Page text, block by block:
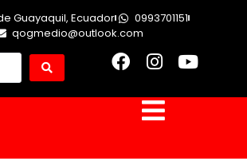
Guayaquil, Ecuador
0993701151
qogmedio@outlook.com